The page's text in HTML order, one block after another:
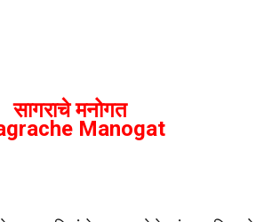
सागराचे मनोगत
Manogat